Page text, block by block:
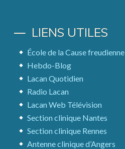
LIENS UTILES
École de la Cause freudienne
Hebdo-Blog
Lacan Quotidien
Radio Lacan
Lacan Web Télévision
Section clinique Nantes
Section clinique Rennes
Antenne clinique d’Angers